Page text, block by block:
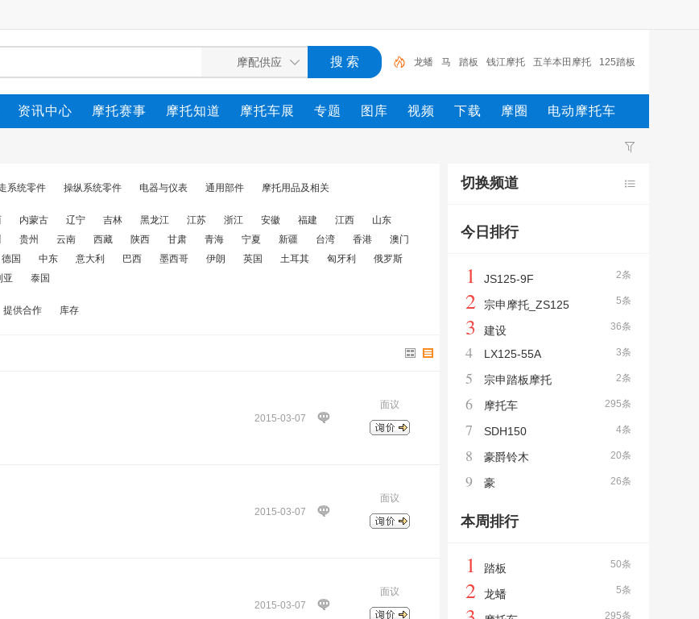
龙蟠 马 踏板 钱江摩托 五羊本田摩托 125踏板
摩托车 新大洲 电动车 摩托 摩托车
资讯中心 摩托赛事 摩托知道 摩托车展 专题 图库 视频 下载 摩圈 电动摩托车
系统零件 操纵系统零件 电器与仪表 通用部件 摩托用品及相关
内蒙古 辽宁 吉林 黑龙江 江苏 浙江 安徽 福建 江西
山东
贵州 云南 西藏 陕西 甘肃 青海 宁夏 新疆 台湾 香港
澳门
德国 中东 意大利 巴西 墨西哥 伊朗 英国 土耳其 匈牙利
俄罗斯
亚 泰国
提供合作 库存
2015-03-07
面议
2015-03-07
面议
2015-03-07
面议
切换频道
今日排行
2条
1 JS125-9F
5条
2 宗申摩托_ZS125
36条
3 建设
3条
4 LX125-55A
2条
5 宗申踏板摩托
295条
6 摩托车
4条
7 SDH150
20条
8 豪爵铃木
26条
9 豪
本周排行
50条
1 踏板
5条
2 龙蟠
295条